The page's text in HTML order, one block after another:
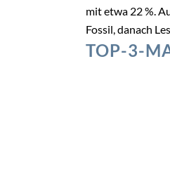
mit etwa 22 %.
Fossil, danach
TOP-3-